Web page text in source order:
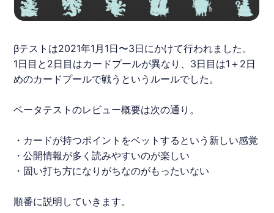
βテストは2021年1月1日〜3日にかけて行われました。
1日目と2日目はカードプールが異なり、3日目は1＋2日
めのカードプールで戦うというルールでした。
ベータテストのレビュー概要は次の通り。
・カードが持つポイントをベットするという新しい感覚
・公開情報が多く読みやすいのが楽しい
・固い打ち方になりがちなのがもったいない
順番に説明していきます。